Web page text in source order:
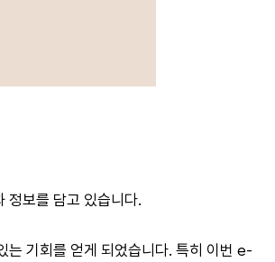
정보를 담고 있습니다.
는 기회를 얻게 되었습니다. 특히 이번 e-